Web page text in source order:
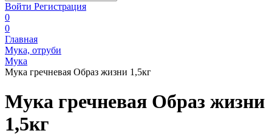
Войти Регистрация
0
0
Главная
Мука, отруби
Мука
Мука гречневая Образ жизни 1,5кг
Мука гречневая Образ жизни
1,5кг